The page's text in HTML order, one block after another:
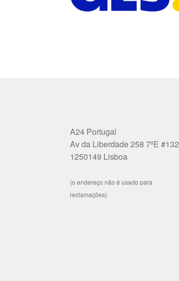
A24 Portugal
Av da Liberdade 258 7ºE #132
1250149 Lisboa
(o endereço não é usado para
reclamações)